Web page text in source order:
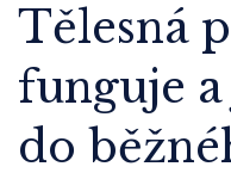
Tělesná
funguje
do